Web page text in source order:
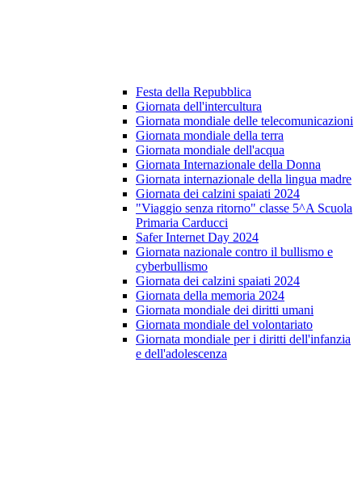
Festa della Repubblica
Giornata dell'intercultura
Giornata mondiale delle telecomunicazioni
Giornata mondiale della terra
Giornata mondiale dell'acqua
Giornata Internazionale della Donna
Giornata internazionale della lingua madre
Giornata dei calzini spaiati 2024
"Viaggio senza ritorno" classe 5^A Scuola
Primaria Carducci
Safer Internet Day 2024
Giornata nazionale contro il bullismo e
cyberbullismo
Giornata dei calzini spaiati 2024
Giornata della memoria 2024
Giornata mondiale dei diritti umani
Giornata mondiale del volontariato
Giornata mondiale per i diritti dell'infanzia
e dell'adolescenza